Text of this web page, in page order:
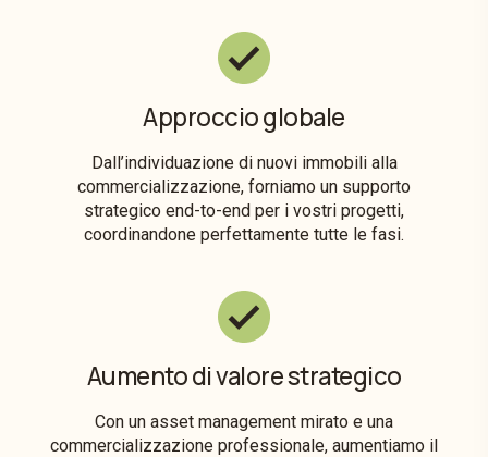
Approccio globale
Dall’individuazione di nuovi immobili alla
commercializzazione, forniamo un supporto
strategico end-to-end per i vostri progetti,
coordinandone perfettamente tutte le fasi.
Aumento di valore strategico
Con un asset management mirato e una
commercializzazione professionale, aumentiamo il